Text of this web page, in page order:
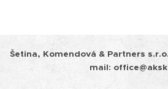
Šetina, Komendová & Partners
mail: